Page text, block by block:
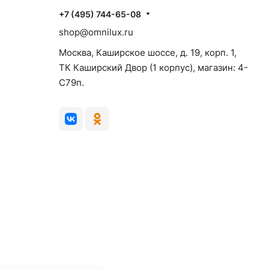
+7 (495) 744-65-08
shop@omnilux.ru
Москва, Каширское шоссе, д. 19, корп. 1,
ТК Каширский Двор (1 корпус), магазин: 4-
C79п.